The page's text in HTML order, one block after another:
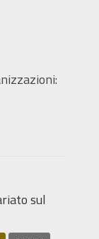
sul